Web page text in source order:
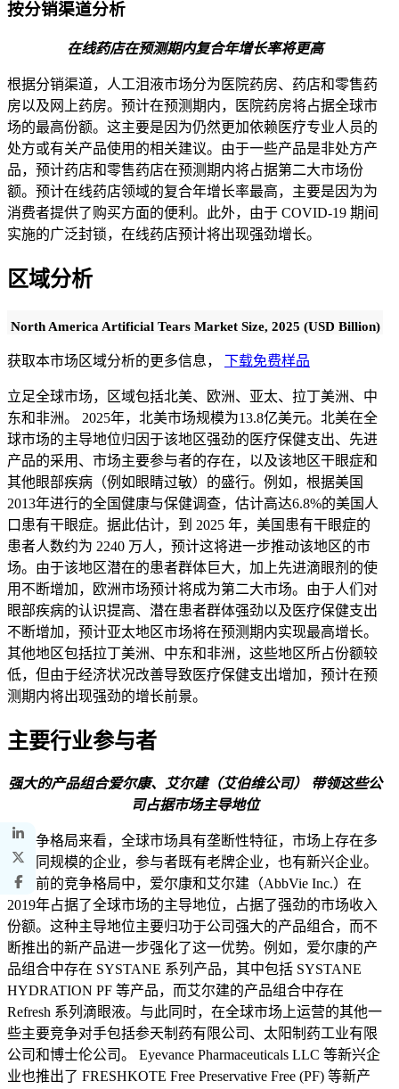
按分销渠道分析
在线药店在预测期内复合年增长率将更高
根据分销渠道，人工泪液市场分为医院药房、药店和零售药
房以及网上药房。预计在预测期内，医院药房将占据全球市
场的最高份额。这主要是因为仍然更加依赖医疗专业人员的
处方或有关产品使用的相关建议。由于一些产品是非处方产
品，预计药店和零售药店在预测期内将占据第二大市场份
额。预计在线药店领域的复合年增长率最高，主要是因为为
消费者提供了购买方面的便利。此外，由于 COVID-19 期间
实施的广泛封锁，在线药店预计将出现强劲增长。
区域分析
North America Artificial Tears Market Size, 2025 (USD Billion)
获取本市场区域分析的更多信息， 下载免费样品
立足全球市场，区域包括北美、欧洲、亚太、拉丁美洲、中
东和非洲。 2025年，北美市场规模为13.8亿美元。北美在全
球市场的主导地位归因于该地区强劲的医疗保健支出、先进
产品的采用、市场主要参与者的存在，以及该地区干眼症和
其他眼部疾病（例如眼睛过敏）的盛行。例如，根据美国
2013年进行的全国健康与保健调查，估计高达6.8%的美国人
口患有干眼症。据此估计，到 2025 年，美国患有干眼症的
患者人数约为 2240 万人，预计这将进一步推动该地区的市
场。由于该地区潜在的患者群体巨大，加上先进滴眼剂的使
用不断增加，欧洲市场预计将成为第二大市场。由于人们对
眼部疾病的认识提高、潜在患者群体强劲以及医疗保健支出
不断增加，预计亚太地区市场将在预测期内实现最高增长。
其他地区包括拉丁美洲、中东和非洲，这些地区所占份额较
低，但由于经济状况改善导致医疗保健支出增加，预计在预
测期内将出现强劲的增长前景。
主要行业参与者
强大的产品组合爱尔康、艾尔建（艾伯维公司）
带领这些公
司占据市场主导地位
从竞争格局来看，全球市场具有垄断性特征，市场上存在多
家不同规模的企业，参与者既有老牌企业，也有新兴企业。
在当前的竞争格局中，爱尔康和艾尔建（AbbVie Inc.）在
2019年占据了全球市场的主导地位，占据了强劲的市场收入
份额。这种主导地位主要归功于公司强大的产品组合，而不
断推出的新产品进一步强化了这一优势。例如，爱尔康的产
品组合中存在 SYSTANE 系列产品，其中包括 SYSTANE
HYDRATION PF 等产品，而艾尔建的产品组合中存在
Refresh 系列滴眼液。与此同时，在全球市场上运营的其他一
些主要竞争对手包括参天制药有限公司、太阳制药工业有限
公司和博士伦公司。 Eyevance Pharmaceuticals LLC 等新兴企
业也推出了 FRESHKOTE Free Preservative Free (PF) 等新产